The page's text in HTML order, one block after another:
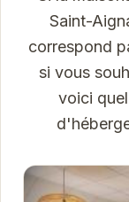
Saint-
correspond
si vous
voici